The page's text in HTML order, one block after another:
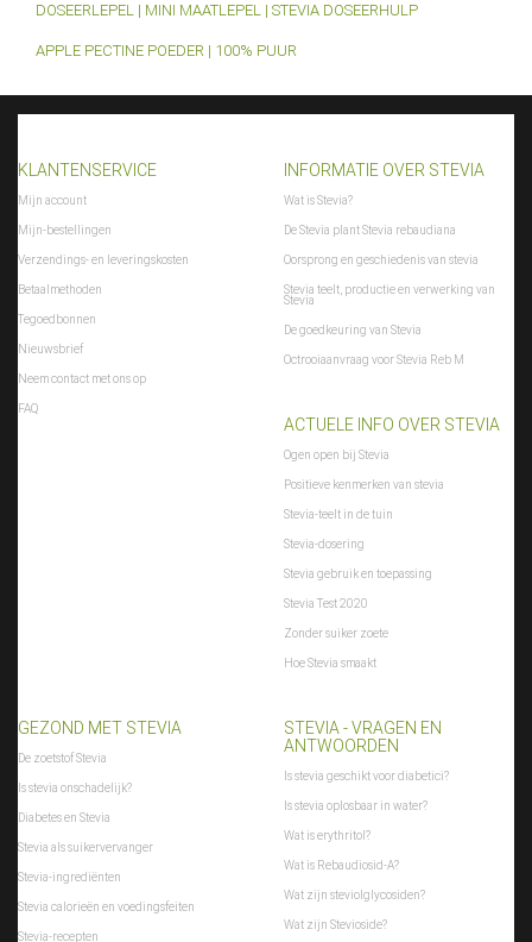
DOSEERLEPEL | MINI MAATLEPEL | STEVIA DOSEERHULP
APPLE PECTINE POEDER | 100% PUUR
KLANTENSERVICE
Mijn account
Mijn-bestellingen
Verzendings- en leveringskosten
Betaalmethoden
Tegoedbonnen
Nieuwsbrief
Neem contact met ons op
FAQ
INFORMATIE OVER STEVIA
Wat is Stevia?
De Stevia plant Stevia rebaudiana
Oorsprong en geschiedenis van stevia
Stevia teelt, productie en verwerking van
Stevia
De goedkeuring van Stevia
Octrooiaanvraag voor Stevia Reb M
ACTUELE INFO OVER STEVIA
Ogen open bij Stevia
Positieve kenmerken van stevia
Stevia-teelt in de tuin
Stevia-dosering
Stevia gebruik en toepassing
Stevia Test 2020
Zonder suiker zoete
Hoe Stevia smaakt
GEZOND MET STEVIA
De zoetstof Stevia
Is stevia onschadelijk?
Diabetes en Stevia
Stevia als suikervervanger
Stevia-ingrediënten
Stevia calorieën en voedingsfeiten
Stevia-recepten
STEVIA - VRAGEN EN
ANTWOORDEN
Is stevia geschikt voor diabetici?
Is stevia oplosbaar in water?
Wat is erythritol?
Wat is Rebaudiosid-A?
Wat zijn steviolglycosiden?
Wat zijn Stevioside?